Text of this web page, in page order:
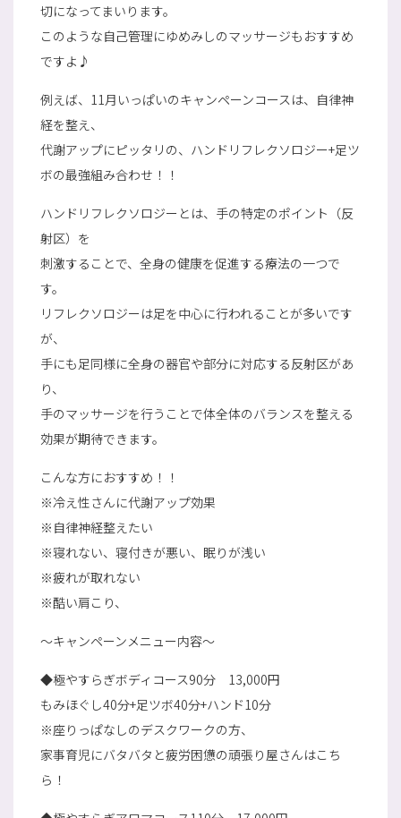
切になってまいります。
このような自己管理にゆめみしのマッサージもおすすめ
ですよ♪
例えば、11月いっぱいのキャンペーンコースは、自律神
経を整え、
代謝アップにピッタリの、ハンドリフレクソロジー+足ツ
ボの最強組み合わせ！！
ハンドリフレクソロジーとは、手の特定のポイント（反
射区）を
刺激することで、全身の健康を促進する療法の一つで
す。
リフレクソロジーは足を中心に行われることが多いです
が、
手にも足同様に全身の器官や部分に対応する反射区があ
り、
手のマッサージを行うことで体全体のバランスを整える
効果が期待できます。
こんな方におすすめ！！
※冷え性さんに代謝アップ効果
※自律神経整えたい
※寝れない、寝付きが悪い、眠りが浅い
※疲れが取れない
※酷い肩こり、
～キャンペーンメニュー内容～
◆極やすらぎボディコース90分 13,000円
もみほぐし40分+足ツボ40分+ハンド10分
※座りっぱなしのデスクワークの方、
家事育児にバタバタと疲労困憊の頑張り屋さんはこち
ら！